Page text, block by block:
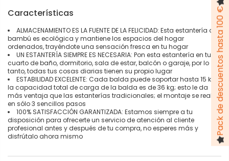
Características
ALMACENAMIENTO ES LA FUENTE DE LA FELICIDAD: Esta estantería de
bambú es ecológica y mantiene los espacios del hogar
ordenados, trayéndote una sensación fresca en tu hogar
UN ESTANTERÍA SIEMPRE ES NECESARIA: Pon esta estantería en tu
cuarto de baño, dormitorio, sala de estar, balcón o garaje, por lo
tanto, todas tus cosas diarias tienen su propio lugar
ESTABILIDAD EXCELENTE: Cada balda puede soportar hasta 15 kg y
la capacidad total de carga de la balda es de 36 kg; esto le da
más ventaja que las estanterías tradicionales; el montaje se realiza
en sólo 3 sencillos pasos
100% SATISFACCIÓN GARANTIZADA: Estamos siempre a tu
disposición para ofrecerte un servicio de atención al cliente
profesional antes y después de tu compra, no esperes más y
disfrútalo ahora mismo
Pack de descuentos hasta 100 €